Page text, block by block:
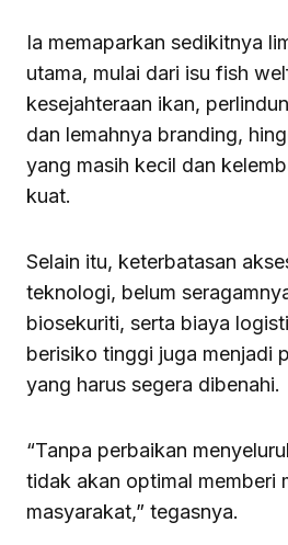
Ia memaparkan sedikitnya
utama, mulai dari isu fish
kesejahteraan ikan,
dan lemahnya branding,
yang masih kecil dan
kuat.
Selain itu, keterbatasan
teknologi, belum
biosekuriti, serta biaya
berisiko tinggi juga menjadi
yang harus segera dibenahi.
“Tanpa perbaikan
tidak akan optimal memberi
masyarakat,” tegasnya.